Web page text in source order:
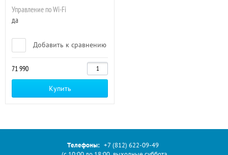
Управление по Wi-Fi
да
Добавить к сравнению
71 990
Купить
Телефоны: +7 (812) 622-09-49